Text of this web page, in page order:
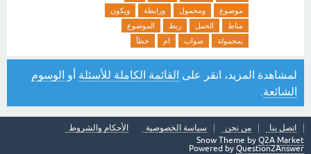
موضوع
ومحمول ورابطة
ويكون
مناط
الحمل ربط
الموضوع
بمحمولة
صواب ام خطأ
لمشاهدة المزيد، انقر على القائمة الكاملة للأسئلة أو الوسوم
الشائعة
اتصل بنا من نحن سياسة الخصوصية
الأحكام والشروط
Snow Theme by Q2A Market
Powered by Question2Answer